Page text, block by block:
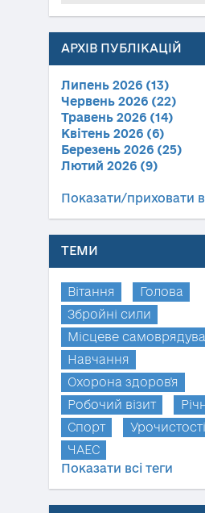
АРХІВ ПУБЛІКАЦІЙ
Липень 2026 (13)
Червень 2026 (22)
Травень 2026 (14)
Квітень 2026 (6)
Березень 2026 (25)
Лютий 2026 (9)
Показати/приховати
ТЕМИ
Вітання
Голова
Збройні сили
Місцеве
Навчання
Охорона здоров'я
Робочий візит
Спорт
Урочистості
ЧАЕС
Показати всі теги